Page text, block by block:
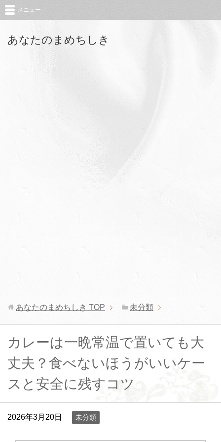
あなたのまめちしき
メニュー
あなたのまめちしき TOP 未分類
カレーは一晩常温で置いても大
丈夫？食べないほうがいいケー
スと安全に残すコツ
2026年3月20日 未分類